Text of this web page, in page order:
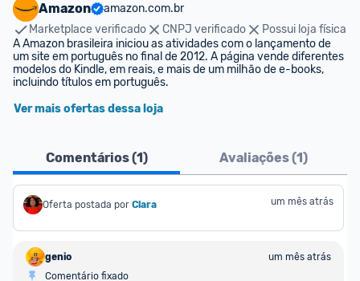
Amazon
amazon.com.br
Marketplace verificado
CNPJ verificado
Possui loja física
A Amazon brasileira iniciou as atividades com o lançamento de
um site em português no final de 2012. A página vende diferentes
modelos do Kindle, em reais, e mais de um milhão de e-books,
incluindo títulos em português.
Ver mais ofertas dessa loja
Comentários (1) Avaliações (1)
Oferta postada por Clara um mês atrás
genio
um mês atrás
Comentário fixado